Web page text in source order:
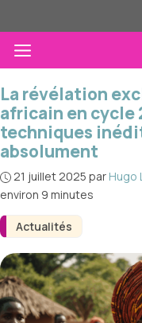
au
contenuMenu
Actualités
La révélation
africain en cycle
techniques
absolument
21 juillet 2025 par Hugo
environ 9 minutes